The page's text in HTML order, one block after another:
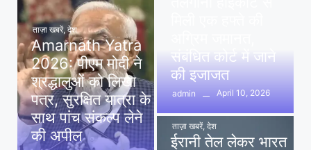
ताज़ा खबरें, देश
Amarnath Yatra
2026: पीएम मोदी ने
श्रद्धालुओं को लिखा
पत्र, सुरक्षित यात्रा के
साथ पांच संकल्प लेने
की अपील
संबंधित कोर्ट में जाने
की इजाजत
admin April 10, 2026
ताज़ा खबरें, देश
ईरानी तेल लेकर भारत